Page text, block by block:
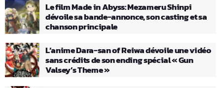
Le film Made in Abyss: Mezameru Shinpi
dévoile sa bande-annonce, son casting et sa
chanson principale
L’anime Dara-san of Reiwa dévoile une vidéo
sans crédits de son ending spécial « Gun
Valsey’s Theme »